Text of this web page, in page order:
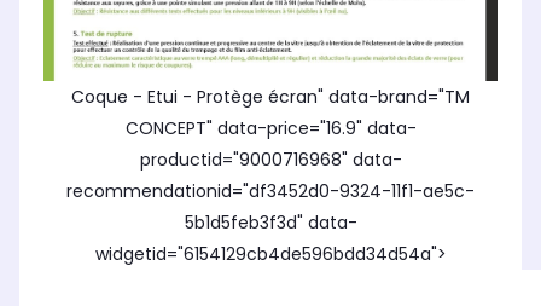
Coque - Etui - Protège écran" data-brand="TM
CONCEPT" data-price="16.9" data-
productid="9000716968" data-
recommendationid="df3452d0-9324-11f1-ae5c-
5b1d5feb3f3d" data-
widgetid="6154129cb4de596bdd34d54a">